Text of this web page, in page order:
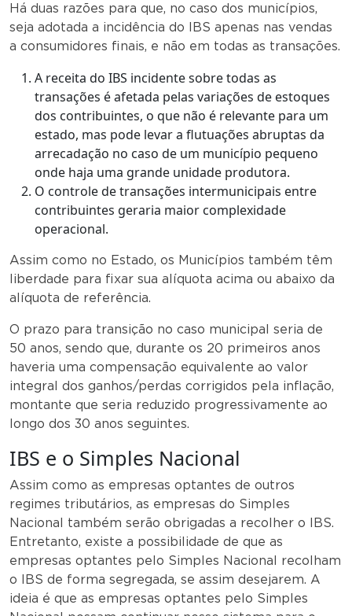
Há duas razões para que, no caso dos municípios,
seja adotada a incidência do IBS apenas nas vendas
a consumidores finais, e não em todas as transações.
A receita do IBS incidente sobre todas as
transações é afetada pelas variações de estoques
dos contribuintes, o que não é relevante para um
estado, mas pode levar a flutuações abruptas da
arrecadação no caso de um município pequeno
onde haja uma grande unidade produtora.
O controle de transações intermunicipais entre
contribuintes geraria maior complexidade
operacional.
Assim como no Estado, os Municípios também têm
liberdade para fixar sua alíquota acima ou abaixo da
alíquota de referência.
O prazo para transição no caso municipal seria de
50 anos, sendo que, durante os 20 primeiros anos
haveria uma compensação equivalente ao valor
integral dos ganhos/perdas corrigidos pela inflação,
montante que seria reduzido progressivamente ao
longo dos 30 anos seguintes.
IBS e o Simples Nacional
Assim como as empresas optantes de outros
regimes tributários, as empresas do Simples
Nacional também serão obrigadas a recolher o IBS.
Entretanto, existe a possibilidade de que as
empresas optantes pelo Simples Nacional recolham
o IBS de forma segregada, se assim desejarem. A
ideia é que as empresas optantes pelo Simples